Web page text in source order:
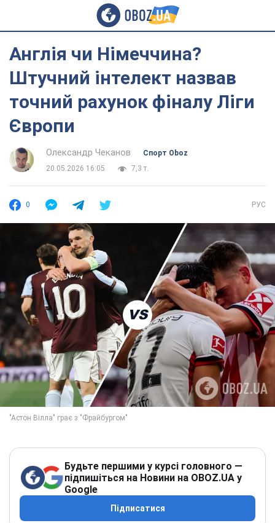
Англія чи Німеччина?
Штучний інтелект назвав
точний рахунок фіналу Ліги
Європи
Олександр Чеканов
Спорт Oboz
20.05.2026 16:05
7,3 т.
0 РУС
Будьте першими у курсі головного —
підпишіться на Новини на OBOZ.UA у
Google
Підписатися